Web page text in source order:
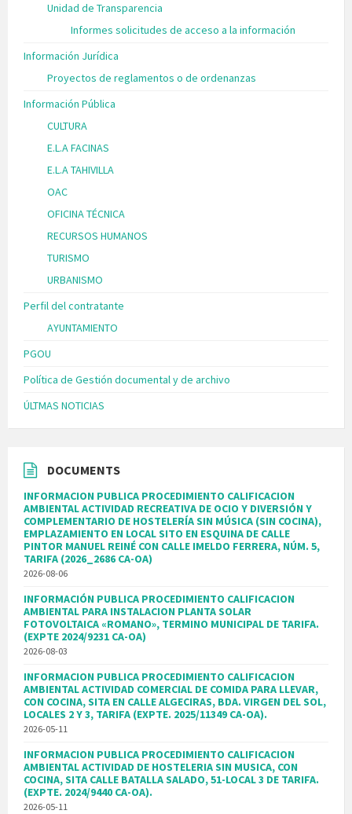
Unidad de Transparencia
Informes solicitudes de acceso a la información
Información Jurídica
Proyectos de reglamentos o de ordenanzas
Información Pública
CULTURA
E.L.A FACINAS
E.L.A TAHIVILLA
OAC
OFICINA TÉCNICA
RECURSOS HUMANOS
TURISMO
URBANISMO
Perfil del contratante
AYUNTAMIENTO
PGOU
Política de Gestión documental y de archivo
ÚLTMAS NOTICIAS
DOCUMENTS
INFORMACION PUBLICA PROCEDIMIENTO CALIFICACION
AMBIENTAL ACTIVIDAD RECREATIVA DE OCIO Y DIVERSIÓN Y
COMPLEMENTARIO DE HOSTELERÍA SIN MÚSICA (SIN COCINA),
EMPLAZAMIENTO EN LOCAL SITO EN ESQUINA DE CALLE
PINTOR MANUEL REINÉ CON CALLE IMELDO FERRERA, NÚM. 5,
TARIFA (2026_2686 CA-OA)
2026-08-06
INFORMACIÓN PUBLICA PROCEDIMIENTO CALIFICACION
AMBIENTAL PARA INSTALACION PLANTA SOLAR
FOTOVOLTAICA «ROMANO», TERMINO MUNICIPAL DE TARIFA.
(EXPTE 2024/9231 CA-OA)
2026-08-03
INFORMACION PUBLICA PROCEDIMIENTO CALIFICACION
AMBIENTAL ACTIVIDAD COMERCIAL DE COMIDA PARA LLEVAR,
CON COCINA, SITA EN CALLE ALGECIRAS, BDA. VIRGEN DEL SOL,
LOCALES 2 Y 3, TARIFA (EXPTE. 2025/11349 CA-OA).
2026-05-11
INFORMACION PUBLICA PROCEDIMIENTO CALIFICACION
AMBIENTAL ACTIVIDAD DE HOSTELERIA SIN MUSICA, CON
COCINA, SITA CALLE BATALLA SALADO, 51-LOCAL 3 DE TARIFA.
(EXPTE. 2024/9440 CA-OA).
2026-05-11